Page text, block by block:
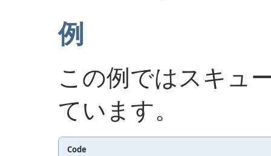
例
この例ではスキュ
ています。
Code